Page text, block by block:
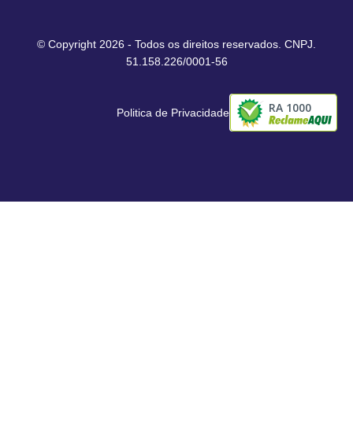
© Copyright 2026 - Todos os direitos reservados. CNPJ.
51.158.226/0001-56
Politica de Privacidade RA 1000